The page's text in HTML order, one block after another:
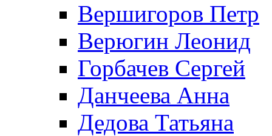
Вершигоров Петр
Верюгин Леонид
Горбачев Сергей
Данчеева Анна
Дедова Татьяна